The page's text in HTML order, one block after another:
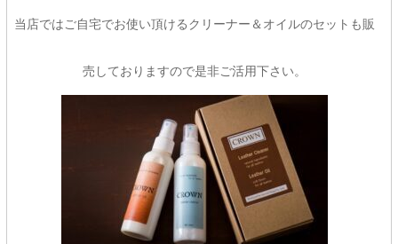
当店ではご自宅でお使い頂けるクリーナー＆オイルのセットも販
売しておりますので是非ご活用下さい。